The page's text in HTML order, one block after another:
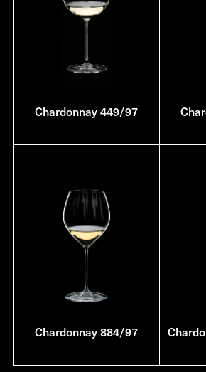
Chardonnay 449/97
Chardonnay 884/97